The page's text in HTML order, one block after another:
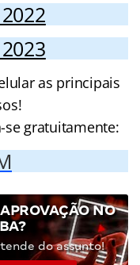
as principais
se gratuitamente:
NO
do assunto!